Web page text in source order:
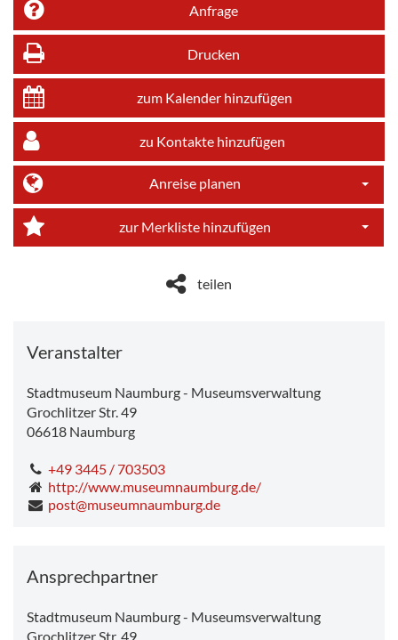
Anfrage
Drucken
zum Kalender hinzufügen
zu Kontakte hinzufügen
Anreise planen
zur Merkliste hinzufügen
teilen
Veranstalter
Stadtmuseum Naumburg - Museumsverwaltung
Grochlitzer Str. 49
06618 Naumburg
+49 3445 / 703503
http://www.museumnaumburg.de/
post@museumnaumburg.de
Ansprechpartner
Stadtmuseum Naumburg - Museumsverwaltung
Grochlitzer Str. 49